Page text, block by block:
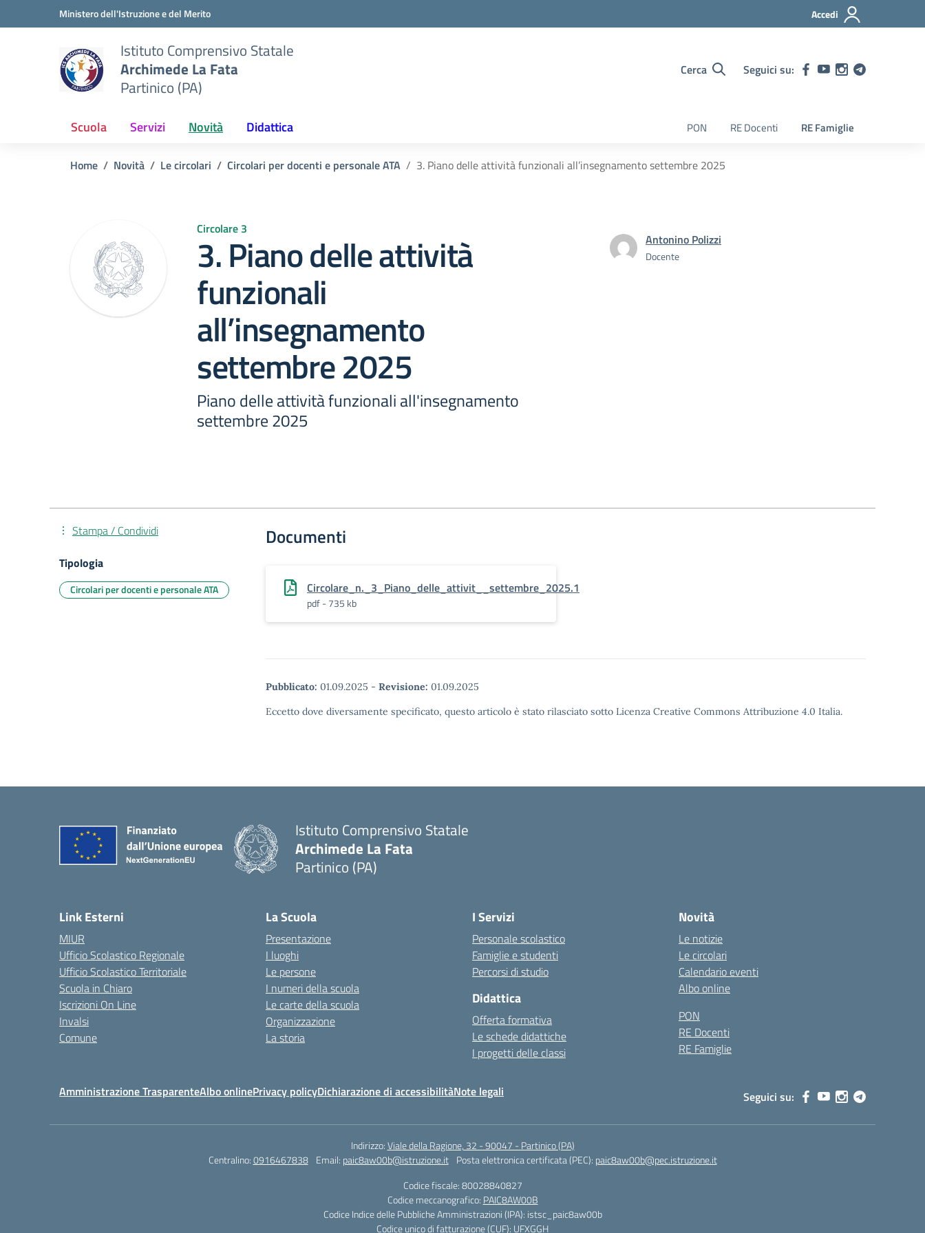
Vai ai contenuti
Vai al menu di navigazioneMinistero dell'Istruzione e del Merito Accedi
Istituto Comprensivo Statale
Archimede La Fata
Partinico (PA)
Cerca Seguici su:
Scuola Servizi Novità Didattica PON RE Docenti RE Famiglie
Home Novità Le circolari Circolari per docenti e personale ATA 3. Piano delle attività funzionali all’insegnamento settembre 2025
Circolare 3
3. Piano delle attività
funzionali
all’insegnamento
settembre 2025
Piano delle attività funzionali all'insegnamento
settembre 2025
Antonino Polizzi
Docente
Documenti
Circolare_n._3_Piano_delle_attivit__settembre_2025.1
pdf - 735 kb
Pubblicato: 01.09.2025 - Revisione: 01.09.2025
Eccetto dove diversamente specificato, questo articolo è stato rilasciato sotto Licenza Creative Commons Attribuzione 4.0 Italia.
Stampa / Condividi
Tipologia
Circolari per docenti e personale ATA
Istituto Comprensivo Statale
Archimede La Fata
Partinico (PA)
Link Esterni
MIUR
Ufficio Scolastico Regionale
Ufficio Scolastico Territoriale
Scuola in Chiaro
Iscrizioni On Line
Invalsi
Comune
La Scuola
Presentazione
I luoghi
Le persone
I numeri della scuola
Le carte della scuola
Organizzazione
La storia
I Servizi
Personale scolastico
Famiglie e studenti
Percorsi di studio
Didattica
Offerta formativa
Le schede didattiche
I progetti delle classi
Novità
Le notizie
Le circolari
Calendario eventi
Albo online
PON
RE Docenti
RE Famiglie
Amministrazione TrasparenteAlbo onlinePrivacy policyDichiarazione di accessibilitàNote legali Seguici su:
Indirizzo:Viale della Ragione, 32 - 90047 - Partinico (PA)
Centralino:0916467838 Email: paic8aw00b@istruzione.it Posta elettronica certificata (PEC): paic8aw00b@pec.istruzione.it
Codice fiscale: 80028840827
Codice meccanografico: PAIC8AW00B
Codice Indice delle Pubbliche Amministrazioni (IPA): istsc_paic8aw00b
Codice unico di fatturazione (CUF): UFXGGH